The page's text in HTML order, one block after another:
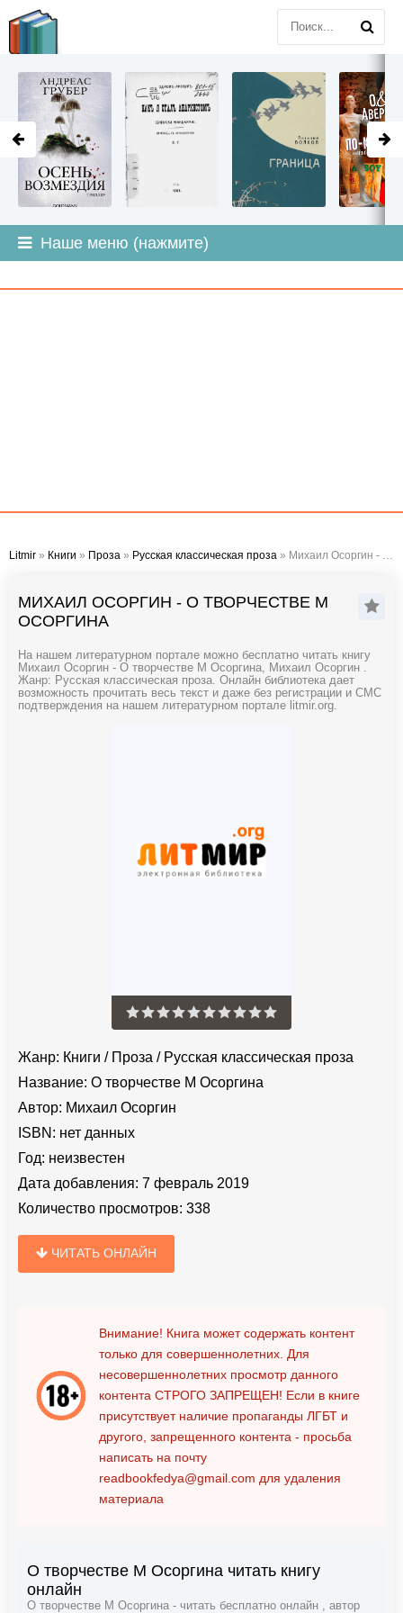
Наше меню (нажмите)
Litmir » Книги » Проза » Русская классическая проза » Михаил Осоргин - О творчестве М Осоргина
МИХАИЛ ОСОРГИН - О ТВОРЧЕСТВЕ М
ОСОРГИНА
На нашем литературном портале можно бесплатно читать книгу
Михаил Осоргин - О творчестве М Осоргина, Михаил Осоргин .
Жанр: Русская классическая проза. Онлайн библиотека дает
возможность прочитать весь текст и даже без регистрации и СМС
подтверждения на нашем литературном портале litmir.org.
Жанр: Книги / Проза / Русская классическая проза
Название: О творчестве М Осоргина
Автор: Михаил Осоргин
ISBN: нет данных
Год: неизвестен
Дата добавления: 7 февраль 2019
Количество просмотров: 338
ЧИТАТЬ ОНЛАЙН
Внимание! Книга может содержать контент
только для совершеннолетних. Для
несовершеннолетних просмотр данного
контента СТРОГО ЗАПРЕЩЕН! Если в книге
присутствует наличие пропаганды ЛГБТ и
другого, запрещенного контента - просьба
написать на почту
readbookfedya@gmail.com для удаления
материала
О творчестве М Осоргина читать книгу
онлайн
О творчестве М Осоргина - читать бесплатно онлайн , автор
LITMIR.ORG